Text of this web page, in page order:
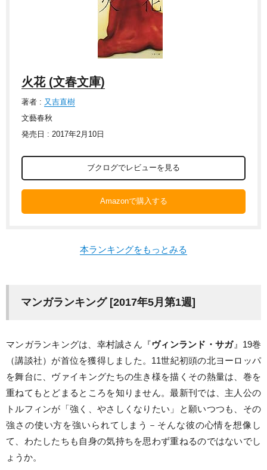
火花 (文春文庫)
著者 : 又吉直樹
文藝春秋
発売日 : 2017年2月10日
ブクログでレビューを見る
Amazonで購入する
本ランキングをもっとみる
マンガランキング [2017年5月第1週]
マンガランキングは、幸村誠さん『ヴィンランド・サガ』19巻
（講談社）が首位を獲得しました。11世紀初頭の北ヨーロッパ
を舞台に、ヴァイキングたちの生き様を描くその熱量は、巻を
重ねてもとどまるところを知りません。最新刊では、主人公の
トルフィンが「強く、やさしくなりたい」と願いつつも、その
強さの使い方を強いられてしまう－そんな彼の心情を想像し
て、わたしたちも自身の気持ちを思わず重ねるのではないでし
ょうか。